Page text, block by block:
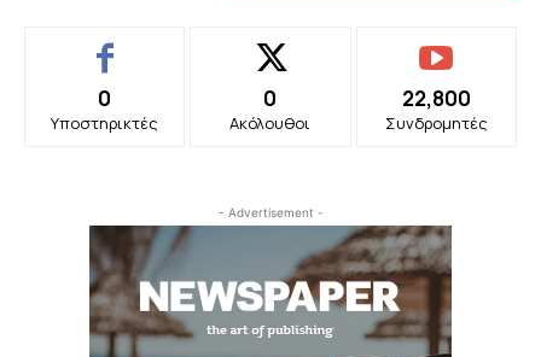
0
Υποστηρικτές
0
Ακόλουθοι
22,800
Συνδρομητές
- Advertisement -